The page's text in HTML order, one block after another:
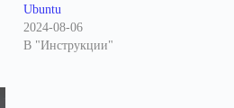
Ubuntu
2024-08-06
В "Инструкции"